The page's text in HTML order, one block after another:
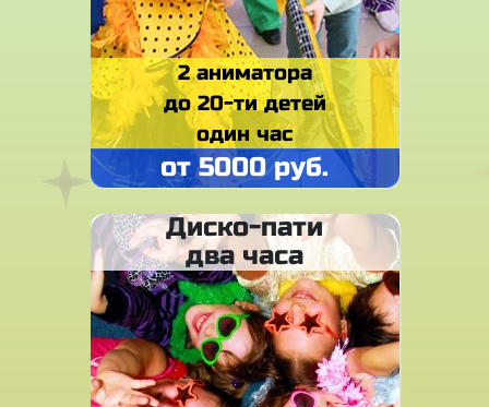
2 аниматора
до 20-ти детей
один час
от 5000 руб.
Диско-пати
два часа